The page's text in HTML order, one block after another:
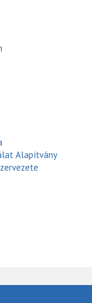
Alapítvány